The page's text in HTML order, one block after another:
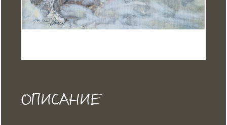
ОПИСАНИЕ